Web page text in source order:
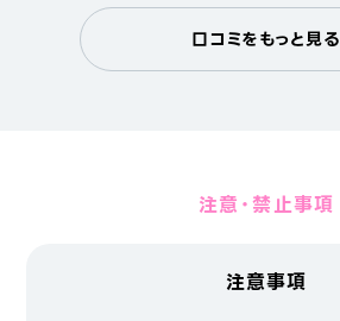
口コミをもっと見る
注意・禁止事項
注意事項